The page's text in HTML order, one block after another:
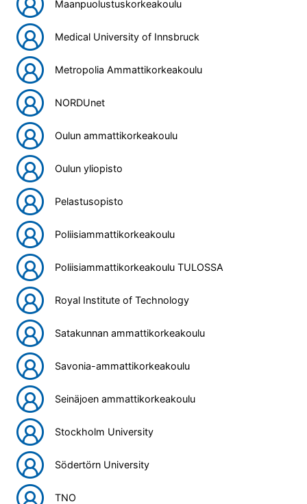
Maanpuolustuskorkeakoulu
Medical University of Innsbruck
Metropolia Ammattikorkeakoulu
NORDUnet
Oulun ammattikorkeakoulu
Oulun yliopisto
Pelastusopisto
Poliisiammattikorkeakoulu
Poliisiammattikorkeakoulu TULOSSA
Royal Institute of Technology
Satakunnan ammattikorkeakoulu
Savonia-ammattikorkeakoulu
Seinäjoen ammattikorkeakoulu
Stockholm University
Södertörn University
TNO